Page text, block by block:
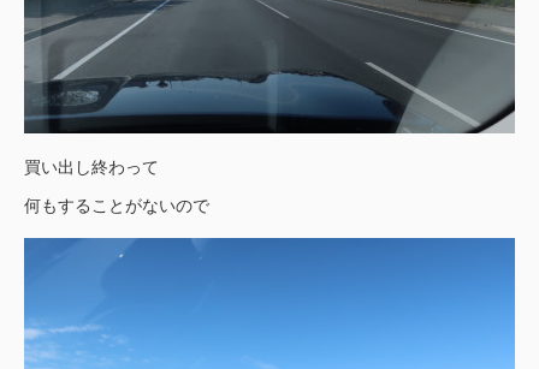
買い出し終わって
何もすることがないので